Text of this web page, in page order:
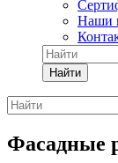
Наши
Найти
Фасадные